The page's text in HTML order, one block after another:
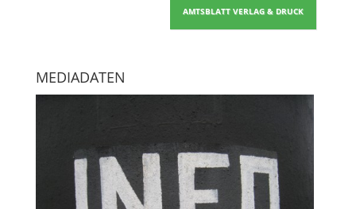
AMTSBLATT VERLAG & DRUCK
MEDIADATEN